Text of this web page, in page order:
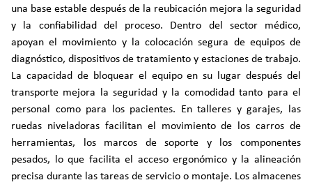
una base estable después de la reubicación mejora la seguridad
y la confiabilidad del proceso. Dentro del sector médico,
apoyan el movimiento y la colocación segura de equipos de
diagnóstico, dispositivos de tratamiento y estaciones de trabajo.
La capacidad de bloquear el equipo en su lugar después del
transporte mejora la seguridad y la comodidad tanto para el
personal como para los pacientes. En talleres y garajes, las
ruedas niveladoras facilitan el movimiento de los carros de
herramientas, los marcos de soporte y los componentes
pesados, lo que facilita el acceso ergonómico y la alineación
precisa durante las tareas de servicio o montaje. Los almacenes